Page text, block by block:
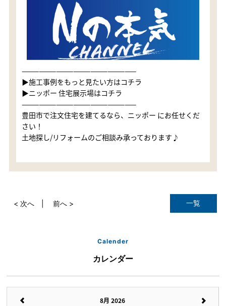
————————————————————
▶施工事例をもっと見たい方はコチラ
▶ニッポー 住宅展示場はコチラ
————————————————————
豊田市で注文住宅を建てるなら、ニッポー にお任せくだ
さい！
土地探し/リフォームのご相談み承っております♪
一覧
< 次へ 前へ >
Calender
カレンダー
8月 2026